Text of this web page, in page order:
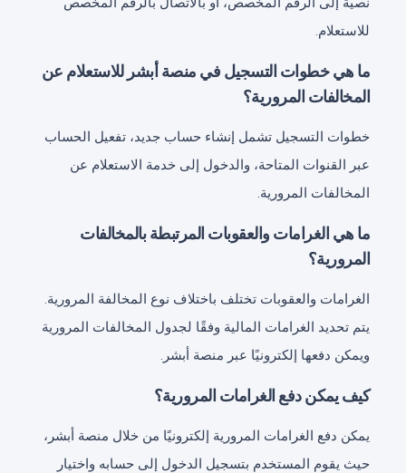
للاستعلام.
ما هي خطوات التسجيل في منصة أبشر للاستعلام عن
المخالفات المرورية؟
خطوات التسجيل تشمل إنشاء حساب جديد، تفعيل الحساب
عبر القنوات المتاحة، والدخول إلى خدمة الاستعلام عن
المخالفات المرورية.
ما هي الغرامات والعقوبات المرتبطة بالمخالفات
المرورية؟
الغرامات والعقوبات تختلف باختلاف نوع المخالفة المرورية.
يتم تحديد الغرامات المالية وفقًا لجدول المخالفات المرورية
ويمكن دفعها إلكترونيًا عبر منصة أبشر.
كيف يمكن دفع الغرامات المرورية؟
يمكن دفع الغرامات المرورية إلكترونيًا من خلال منصة أبشر،
حيث يقوم المستخدم بتسجيل الدخول إلى حسابه واختيار